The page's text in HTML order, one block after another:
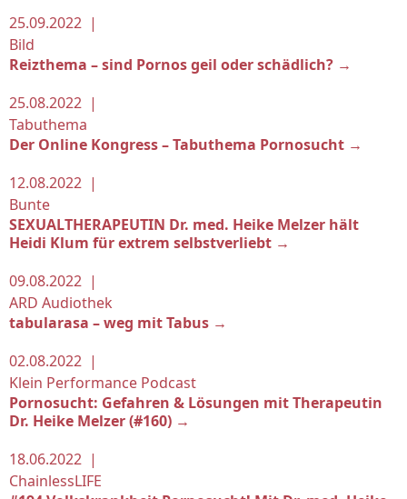
25.09.2022 |
Bild
Reizthema – sind Pornos geil oder schädlich? →
25.08.2022 |
Tabuthema
Der Online Kongress – Tabuthema Pornosucht →
12.08.2022 |
Bunte
SEXUALTHERAPEUTIN Dr. med. Heike Melzer hält
Heidi Klum für extrem selbstverliebt →
09.08.2022 |
ARD Audiothek
tabularasa – weg mit Tabus →
02.08.2022 |
Klein Performance Podcast
Pornosucht: Gefahren & Lösungen mit Therapeutin
Dr. Heike Melzer (#160) →
18.06.2022 |
ChainlessLIFE